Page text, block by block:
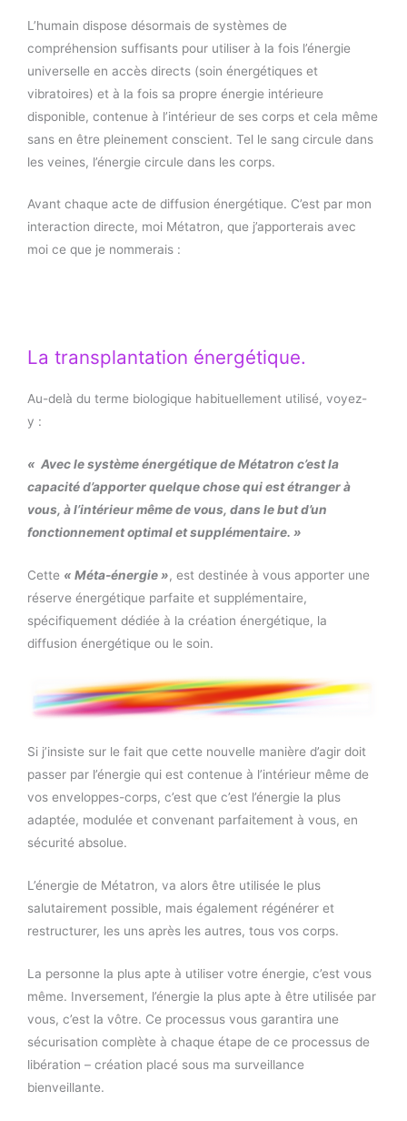
L’humain dispose désormais de systèmes de
compréhension suffisants pour utiliser à la fois l’énergie
universelle en accès directs (soin énergétiques et
vibratoires) et à la fois sa propre énergie intérieure
disponible, contenue à l’intérieur de ses corps et cela même
sans en être pleinement conscient. Tel le sang circule dans
les veines, l’énergie circule dans les corps.
Avant chaque acte de diffusion énergétique. C’est par mon
interaction directe, moi Métatron, que j’apporterais avec
moi ce que je nommerais :
La transplantation énergétique.
Au-delà du terme biologique habituellement utilisé, voyez-
y :
« Avec le système énergétique de Métatron c’est la
capacité d’apporter quelque chose qui est étranger à
vous, à l’intérieur même de vous, dans le but d’un
fonctionnement optimal et supplémentaire. »
Cette « Méta-énergie », est destinée à vous apporter une
réserve énergétique parfaite et supplémentaire,
spécifiquement dédiée à la création énergétique, la
diffusion énergétique ou le soin.
Si j’insiste sur le fait que cette nouvelle manière d’agir doit
passer par l’énergie qui est contenue à l’intérieur même de
vos enveloppes-corps, c’est que c’est l’énergie la plus
adaptée, modulée et convenant parfaitement à vous, en
sécurité absolue.
L’énergie de Métatron, va alors être utilisée le plus
salutairement possible, mais également régénérer et
restructurer, les uns après les autres, tous vos corps.
La personne la plus apte à utiliser votre énergie, c’est vous
même. Inversement, l’énergie la plus apte à être utilisée par
vous, c’est la vôtre. Ce processus vous garantira une
sécurisation complète à chaque étape de ce processus de
libération – création placé sous ma surveillance
bienveillante.